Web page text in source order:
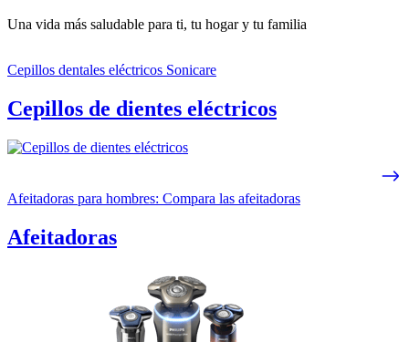
Una vida más saludable para ti, tu hogar y tu familia
Cepillos dentales eléctricos Sonicare
Cepillos de dientes eléctricos
Afeitadoras para hombres: Compara las afeitadoras
Afeitadoras